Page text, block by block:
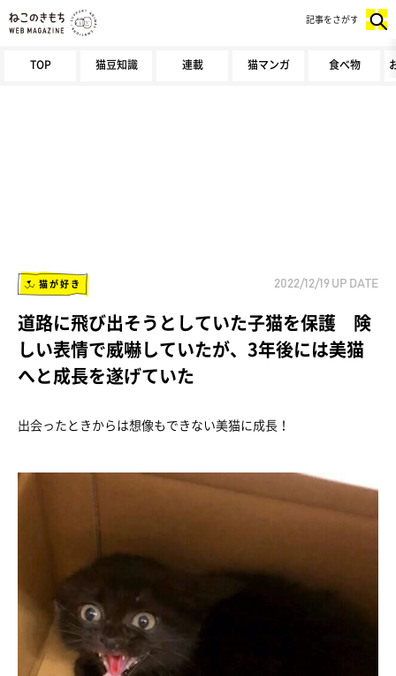
TOP 猫豆知識 連載 猫マンガ 食べ物
記事をさがす
猫が好き 2022/12/19 UP DATE
道路に飛び出そうとしていた子猫を保護 険
しい表情で威嚇していたが、3年後には美猫
へと成長を遂げていた
出会ったときからは想像もできない美猫に成長！